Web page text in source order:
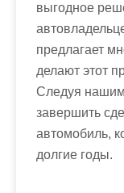
выгодное
предлагает
делают этот
Следуя
завершить
автомобиль,
долгие годы.